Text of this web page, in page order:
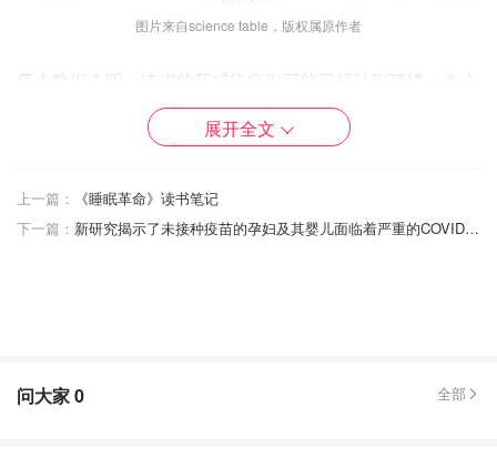
图片来自science table，版权属原作者
废水数据表明，该省的新感染病例可能已经达到顶峰，迄今
为止有多达600万人感染了Omicron。传播放缓的部分原因
可能是由于近几个月有大量的人感染，人口中积累了免疫
然而，多伦多大学流行病学家Colin Furness警告说，病毒
的传播产生了一些公众免疫力，但它并不能使病毒消失。
安大略省医院协会（OHA）的负责人警告说，即使感染可
展开全文
上一篇：
《睡眠革命》读书笔记
下一篇：
新研究揭示了未接种疫苗的孕妇及其婴儿面临着严重的COVID风险
问大家0 全部